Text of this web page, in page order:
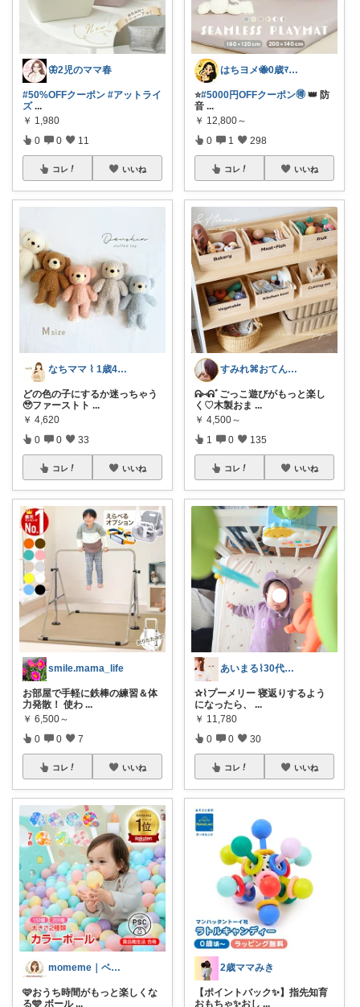
🦋2児のママ春
#50%OFFクーポン #アットライ
ズ ...
￥ 1,980
0 0 11
コレ いいね
なちママ ⌇ 1歳4歳ママ
どの色の子にするか迷っちゃう
🥹ファーストト ...
￥ 4,620
0 0 33
コレ いいね
smile.mama_life
お部屋で手軽に鉄棒の練習＆体
力発散！ 使わ ...
￥ 6,500～
0 0 7
コレ いいね
momeme｜ベビー&キッズ専門店
🩷おうち時間がもっと楽しくな
る🩵 ボール ...
はちヨメ🐝0歳ﾏﾏ👶🏻🎀
⭐️#5000円OFFクーポン🉐 👑 防
音 ...
￥ 12,800～
0 1 298
コレ いいね
すみれ⌘おてんば娘との暮らし
ᕱ⑅ᕱﾞごっこ遊びがもっと楽し
く♡木製おま ...
￥ 4,500～
1 0 135
コレ いいね
あいまる⌇30代ワーママの暮らしと育児
✰⌇プーメリー 寝返りするよう
になったら、
...
￥ 11,780
0 0 30
コレ いいね
2歳ママみき
【ポイントバック✨】指先知育
おもちゃ✨おし ...